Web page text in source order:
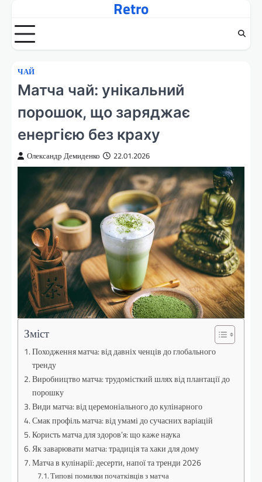
вмісту
Retro
ЧАЙ
Матча чай: унікальний
порошок, що заряджає
енергією без краху
Олександр Демиденко 22.01.2026
Зміст
Походження матча: від давніх ченців до глобального
тренду
Виробництво матча: трудомісткий шлях від плантації до
порошку
Види матча: від церемоніального до кулінарного
Смак профіль матча: від умамі до сучасних варіацій
Користь матча для здоров’я: що каже наука
Як заварювати матча: традиція та хаки для дому
Матча в кулінарії: десерти, напої та тренди 2026
Типові помилки початківців з матча